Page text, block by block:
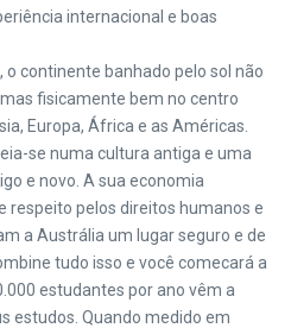
internacional e boas
o continente banhado pelo sol não
fisicamente bem no centro
Europa, África e as Américas.
se numa cultura antiga e uma
e novo. A sua economia
respeito pelos direitos humanos e
a Austrália um lugar seguro e de
tudo isso e você comecará a
estudantes por ano vêm a
estudos. Quando medido em